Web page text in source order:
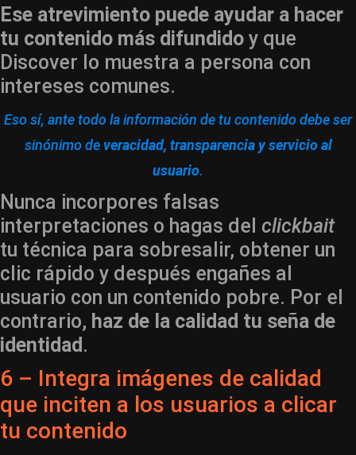
Ese atrevimiento puede ayudar a hacer
tu contenido más difundido y que
Discover lo muestra a persona con
intereses comunes.
Eso sí, ante todo la información de tu contenido debe ser
sinónimo deveracidad, transparencia y servicio al
usuario.
Nunca incorpores falsas
interpretaciones o hagas del clickbait
tu técnica para sobresalir, obtener un
clic rápido y después engañes al
usuario con un contenido pobre. Por el
contrario, haz de la calidad tu seña de
identidad .
6 – Integra imágenes de calidad
que inciten a los usuarios a clicar
tu contenido